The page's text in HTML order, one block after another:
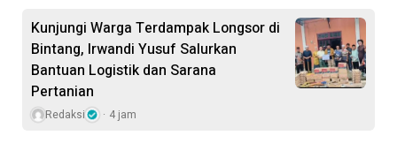
Kunjungi Warga Terdampak Longsor di
Bintang, Irwandi Yusuf Salurkan
Bantuan Logistik dan Sarana
Pertanian
Redaksi 4 jam